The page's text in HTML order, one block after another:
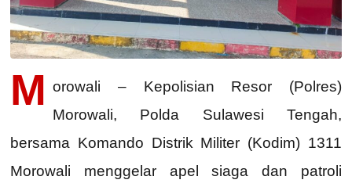
M orowali – Kepolisian Resor (Polres)
Morowali, Polda Sulawesi Tengah,
bersama Komando Distrik Militer (Kodim) 1311
Morowali menggelar apel siaga dan patroli